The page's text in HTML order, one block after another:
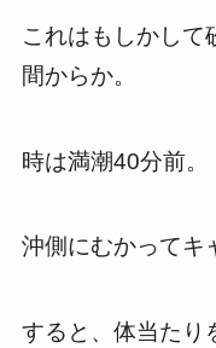
これはもしかして
間からか。
時は満潮40分前。
沖側にむかってキ
すると、体当たり